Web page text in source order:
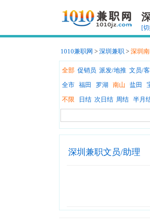
[
1010兼职网 > 深圳兼职 > 深圳
全部 促销员 派发/地推 文员/
全市
福田 罗湖 南山 盐田
不限
日结 次日结 周结 半月
深圳兼职文员/助理